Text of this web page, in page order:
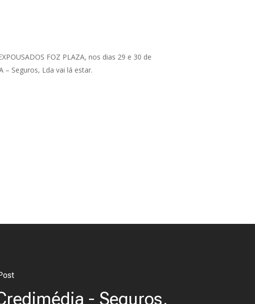
FOZ PLAZA, nos dias 29 e 30 de
– Seguros, Lda vai lá estar.
- Seguros,